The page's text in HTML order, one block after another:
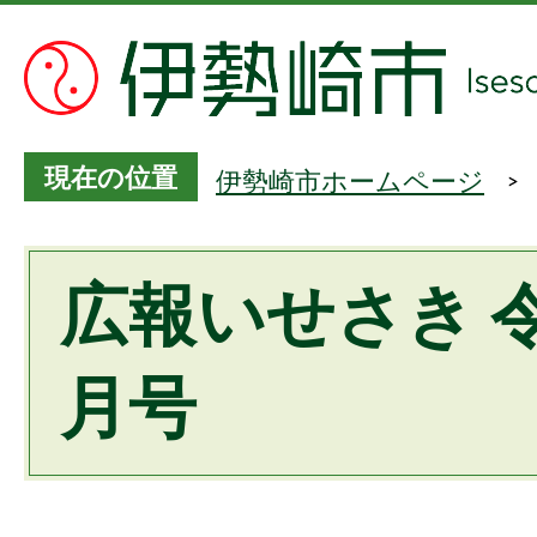
現在の位置 伊勢崎市ホームページ
広報いせさき
月号